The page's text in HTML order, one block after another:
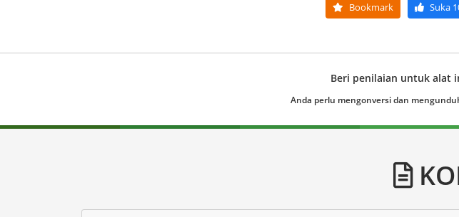
Bookmark Suka
Beri penilaian untuk alat
Anda perlu mengonversi dan